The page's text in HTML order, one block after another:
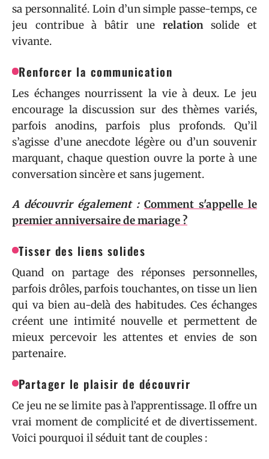
sa personnalité. Loin d’un simple passe-temps, ce
jeu contribue à bâtir une relationsolide et
vivante.
Renforcer la communication
Les échanges nourrissent la vie à deux. Le jeu
encourage la discussion sur des thèmes variés,
parfois anodins, parfois plus profonds. Qu’il
s’agisse d’une anecdote légère ou d’un souvenir
marquant, chaque question ouvre la porte à une
conversation sincère et sans jugement.
A découvrir également : Comment s'appelle le
premier anniversaire de mariage ?
Tisser des liens solides
Quand on partage des réponses personnelles,
parfois drôles, parfois touchantes, on tisse un lien
qui va bien au-delà des habitudes. Ces échanges
créent une intimité nouvelle et permettent de
mieux percevoir les attentes et envies de son
partenaire.
Partager le plaisir de découvrir
Ce jeu ne se limite pas à l’apprentissage. Il offre un
vrai moment de complicité et de divertissement.
Voici pourquoi il séduit tant de couples :